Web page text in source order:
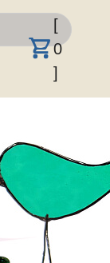
[
0
]